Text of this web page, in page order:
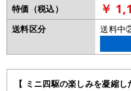
特価（税込）
￥
送料区分
送料中
【 ミニ四駆の楽しみを凝縮し